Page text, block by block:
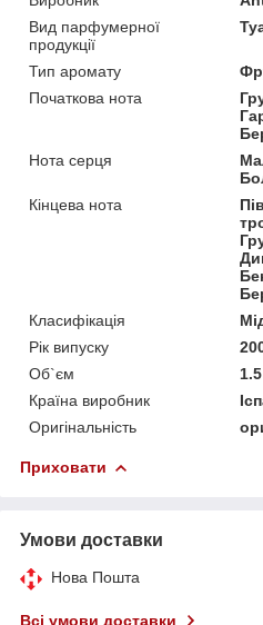
Вид парфумерної
продукції
Тип аромату
Початкова нота
Нота серця
Кінцева нота
Класифікація
Рік випуску
Об`єм
Країна виробник
Оригінальність
Приховати
Умови доставки
Нова Пошта
Всі умови доставки